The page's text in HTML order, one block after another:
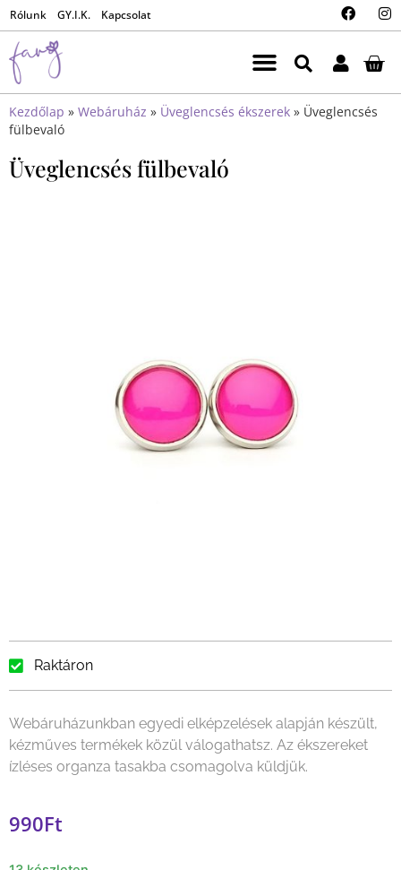
Rólunk GY.I.K. Kapcsolat
Kezdőlap » Webáruház » Üveglencsés ékszerek » Üveglencsés
fülbevaló
Üveglencsés fülbevaló
Raktáron
Webáruházunkban egyedi elképzelések alapján készült,
kézműves termékek közül válogathatsz. Az ékszereket
ízléses organza tasakba csomagolva küldjük.
990Ft